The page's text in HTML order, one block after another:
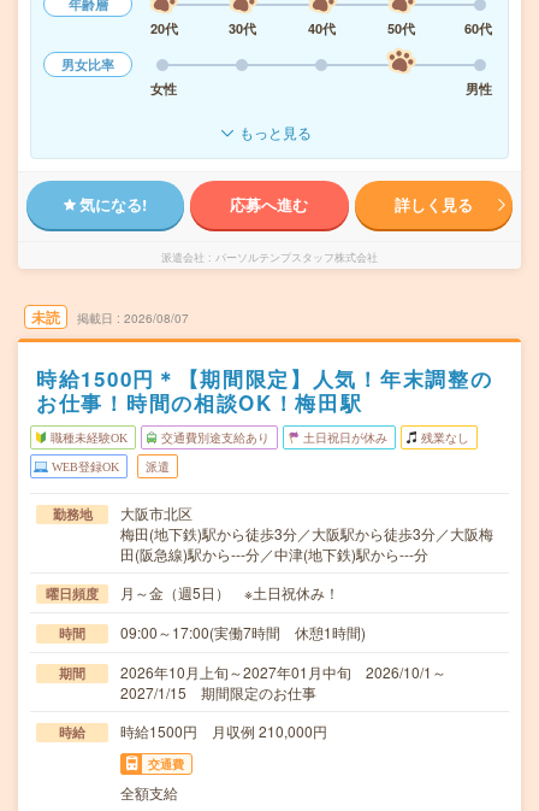
年齢層
20代
30代 40代 50代
60代
男女比率
女性
男性
もっと見る
気になる! 応募へ進む 詳しく見る
派遣会社 パーソルテンプスタッフ株式会社
未読 掲載日 2026/08/07
時給1500円＊【期間限定】人気！年末調整の
お仕事！時間の相談OK！梅田駅
職種未経験OK 交通費別途支給あり 土日祝日が休み 残業なし
WEB登録OK 派遣
勤務地
大阪市北区
梅田(地下鉄)駅から徒歩3分／大阪駅から徒歩3分／大阪梅
田(阪急線)駅から---分／中津(地下鉄)駅から---分
曜日頻度 月～金（週5日） ※土日祝休み！
時間 09:00～17:00(実働7時間 休憩1時間)
期間
2026年10月上旬～2027年01月中旬 2026/10/1～
2027/1/15 期間限定のお仕事
時給 時給1500円 月収例 210,000円
交通費
全額支給